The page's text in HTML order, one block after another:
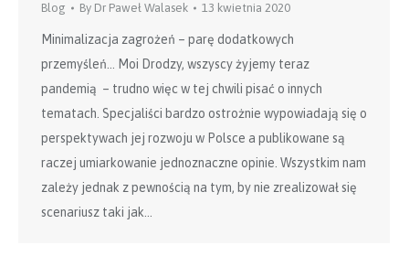
Blog By Dr Paweł Walasek 13 kwietnia 2020
Minimalizacja zagrożeń – parę dodatkowych
przemyśleń… Moi Drodzy, wszyscy żyjemy teraz
pandemią – trudno więc w tej chwili pisać o innych
tematach. Specjaliści bardzo ostrożnie wypowiadają się o
perspektywach jej rozwoju w Polsce a publikowane są
raczej umiarkowanie jednoznaczne opinie. Wszystkim nam
zależy jednak z pewnością na tym, by nie zrealizował się
scenariusz taki jak…